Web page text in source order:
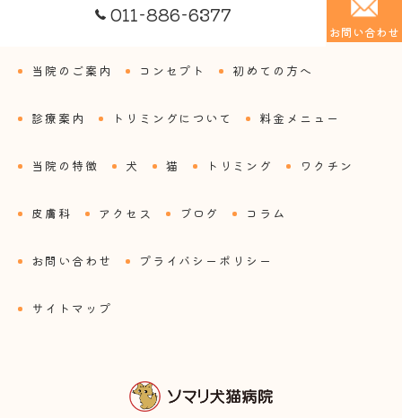
011-886-6377
お問い合わせ
当院のご案内 コンセプト 初めての方へ
診療案内 トリミングについて 料金メニュー
当院の特徴 犬 猫 トリミング ワクチン
皮膚科 アクセス ブログ コラム
お問い合わせ プライバシーポリシー
サイトマップ